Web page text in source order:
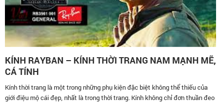
KÍNH RAYBAN – KÍNH THỜI TRANG NAM MẠNH MẼ,
CÁ TÍNH
Kính thời trang là một trong những phụ kiện đặc biệt không thể thiếu của
giới điệu mộ cái đẹp, nhất là trong thời trang. Kính không chỉ đơn thuần đeo